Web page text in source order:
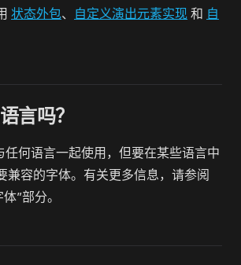
状态外包、 自定义演出元素实现 和 自
言吗？
任何语言一起使用，但要在某些语言中
兼容的字体。有关更多信息，请参阅
”部分。